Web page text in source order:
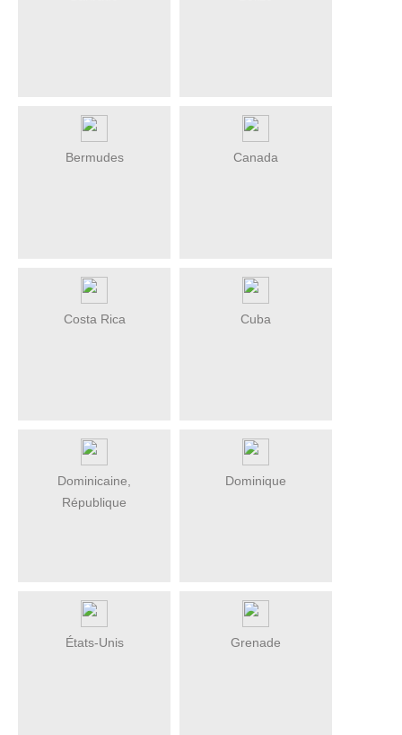
Bermudes Canada
Costa Rica Cuba
Dominicaine,
République
Dominique
États-Unis Grenade